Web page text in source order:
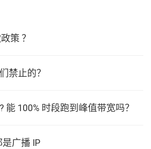
策 ？
禁止的？
能 100% 时段跑到峰值带宽吗？
广播 IP